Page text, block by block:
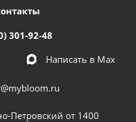
301-92-48
Написать в Мах
Петровский от 1400